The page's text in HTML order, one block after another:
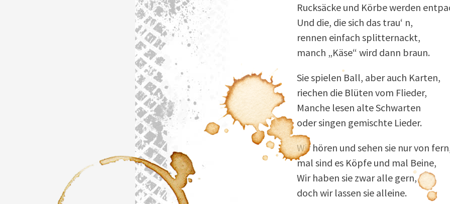
Rucksäcke und Körbe werden
Und die, die sich das trau‘ n,
rennen einfach splitternackt,
manch „Käse“ wird dann braun.
Sie spielen Ball, aber auch Karten,
riechen die Blüten vom Flieder,
Manche lesen alte Schwarten
oder singen gemischte Lieder.
Wir hören und sehen sie nur von
mal sind es Köpfe und mal Beine,
Wir haben sie zwar alle gern,
doch wir lassen sie alleine.